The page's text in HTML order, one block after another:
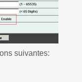
suivantes: